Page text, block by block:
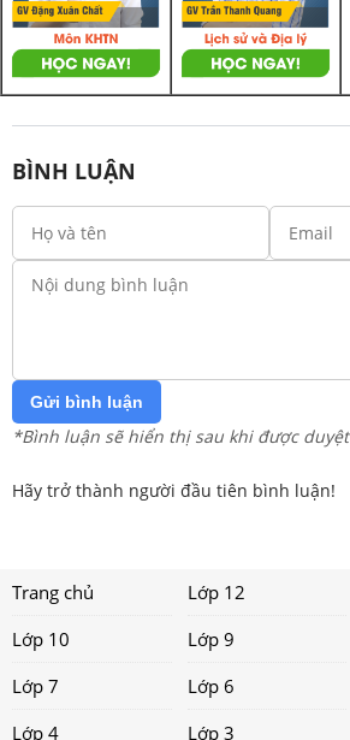
BÌNH LUẬN
Gửi bình luận
*Bình luận sẽ hiển thị sau khi được duyệt
Hãy trở thành người đầu tiên bình luận!
Trang chủ Lớp 12
Lớp 10
Lớp 9
Lớp 7
Lớp 6
Lớp 4
Lớp 3